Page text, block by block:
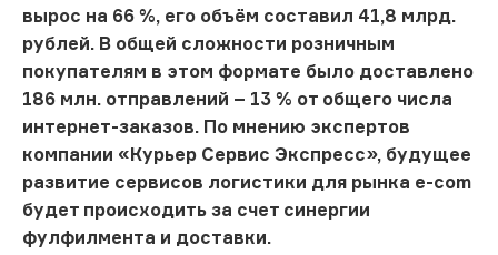
вырос на 66 %, его объём составил 41,8 млрд.
рублей. В общей сложности розничным
покупателям в этом формате было доставлено
186 млн. отправлений – 13 % от общего числа
интернет-заказов. По мнению экспертов
компании «Курьер Сервис Экспресс», будущее
развитие сервисов логистики для рынка e-com
будет происходить за счет синергии
фулфилмента и доставки.